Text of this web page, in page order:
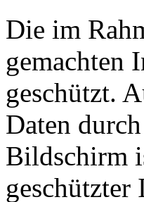
Die im
gemachten
geschützt.
Daten
Bildschirm